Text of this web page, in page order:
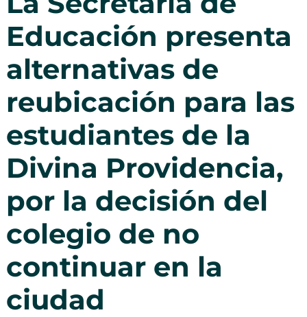
Educación presenta
alternativas de
reubicación para las
estudiantes de la
Divina Providencia,
por la decisión del
colegio de no
continuar en la
ciudad